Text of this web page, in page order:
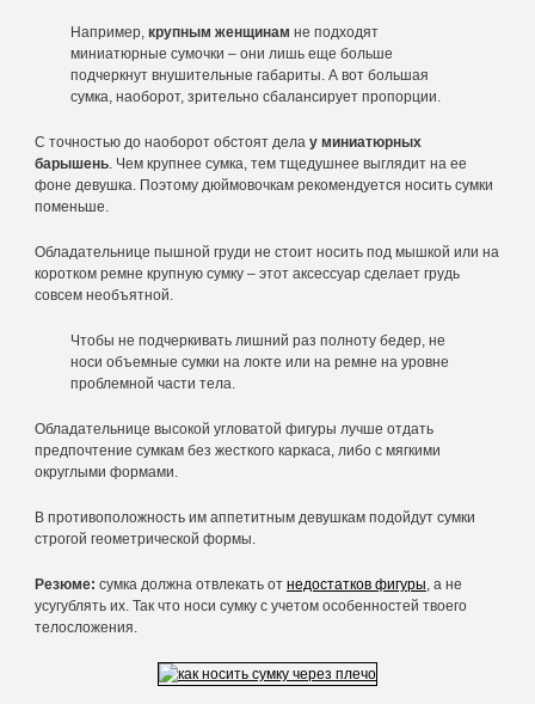
Например, крупным женщинам не подходят
миниатюрные сумочки – они лишь еще больше
подчеркнут внушительные габариты. А вот большая
сумка, наоборот, зрительно сбалансирует пропорции.
С точностью до наоборот обстоят дела у миниатюрных
барышень. Чем крупнее сумка, тем тщедушнее выглядит на ее
фоне девушка. Поэтому дюймовочкам рекомендуется носить сумки
поменьше.
Обладательнице пышной груди не стоит носить под мышкой или на
коротком ремне крупную сумку – этот аксессуар сделает грудь
совсем необъятной.
Чтобы не подчеркивать лишний раз полноту бедер, не
носи объемные сумки на локте или на ремне на уровне
проблемной части тела.
Обладательнице высокой угловатой фигуры лучше отдать
предпочтение сумкам без жесткого каркаса, либо с мягкими
округлыми формами.
В противоположность им аппетитным девушкам подойдут сумки
строгой геометрической формы.
Резюме: сумка должна отвлекать от недостатков фигуры, а не
усугублять их. Так что носи сумку с учетом особенностей твоего
телосложения.